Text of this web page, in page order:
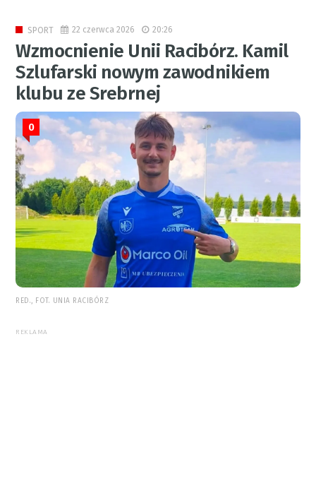
SPORT 22 czerwca 2026 20:26
Wzmocnienie Unii Racibórz. Kamil
Szlufarski nowym zawodnikiem
klubu ze Srebrnej
0
RED., FOT. UNIA RACIBÓRZ
REKLAMA